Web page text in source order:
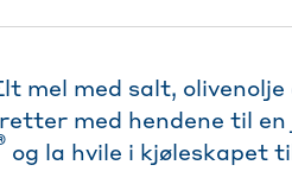
mel med salt,
med hendene til
og la hvile i kjøleskapet